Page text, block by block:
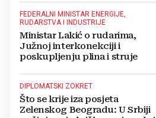
FEDERALNI MINISTAR ENERGIJE,
RUDARSTVA I INDUSTRIJE
Ministar Lakić o rudarima,
Južnoj interkonekciji i
poskupljenju plina i struje
DIPLOMATSKI ZOKRET
Što se krije iza posjeta
Zelenskog Beogradu: U Srbiji